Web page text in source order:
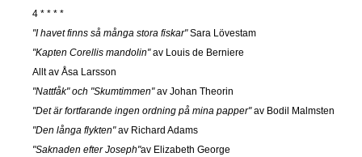
4 * * * *
"I havet finns så många stora fiskar"Sara Lövestam
"Kapten Corellis mandolin"av Louis de Berniere
Allt av Åsa Larsson
"Nattfåk" och "Skumtimmen"av Johan Theorin
"Det är fortfarande ingen ordning på mina papper"av Bodil Malmsten
"Den långa flykten"av Richard Adams
"Saknaden efter Joseph"av Elizabeth George